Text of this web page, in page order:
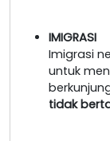
IMIGRASI
Imigrasi
untuk
tidak